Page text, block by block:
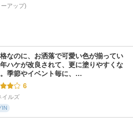
ァーファ
アップ)
なのに、お洒落で可愛い色が揃ってい
ハケが改良されて、更に塗りやすくな
季節やイベント毎に、…
6
イルズ
IN